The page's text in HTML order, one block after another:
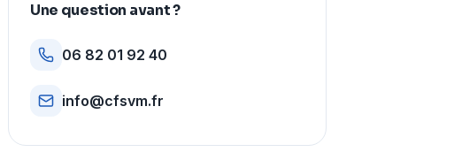
Une question avant ?
06 82 01 92 40
info@cfsvm.fr